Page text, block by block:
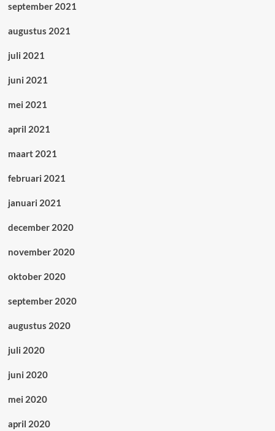
september 2021
augustus 2021
juli 2021
juni 2021
mei 2021
april 2021
maart 2021
februari 2021
januari 2021
december 2020
november 2020
oktober 2020
september 2020
augustus 2020
juli 2020
juni 2020
mei 2020
april 2020